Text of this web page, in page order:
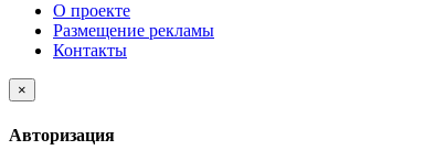
О проекте
Размещение рекламы
Контакты
×
Авторизация